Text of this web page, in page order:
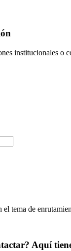
institucionales o
tema de
Aquí